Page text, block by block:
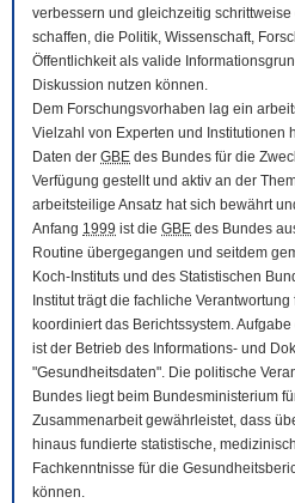
verbessern und gleichzeitig
schaffen, die Politik, Wissenschaft,
Öffentlichkeit als valide
Diskussion nutzen können.
Dem Forschungsvorhaben lag ein
Vielzahl von Experten und Institutionen
Daten der GBE des Bundes für die
Verfügung gestellt und aktiv an der
arbeitsteilige Ansatz hat sich bewährt
Anfang 1999 ist die GBE des Bundes
Routine übergegangen und seitdem
Koch-Instituts und des Statistischen
Institut trägt die fachliche Verantwortung
koordiniert das Berichtssystem.
ist der Betrieb des Informations- und
"Gesundheitsdaten". Die politische
Bundes liegt beim Bundesministerium
Zusammenarbeit gewährleistet, dass
hinaus fundierte statistische,
Fachkenntnisse für die
können.